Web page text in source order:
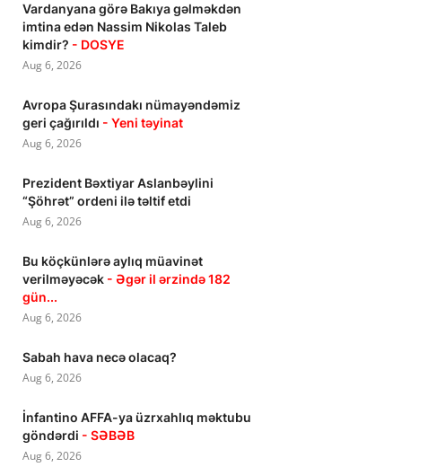
Vardanyana görə Bakıya gəlməkdən
imtina edən Nassim Nikolas Taleb
kimdir? - DOSYE
Aug 6, 2026
Avropa Şurasındakı nümayəndəmiz
geri çağırıldı - Yeni təyinat
Aug 6, 2026
Prezident Bəxtiyar Aslanbəylini
“Şöhrət” ordeni ilə təltif etdi
Aug 6, 2026
Bu köçkünlərə aylıq müavinət
verilməyəcək - Əgər il ərzində 182
gün...
Aug 6, 2026
Sabah hava necə olacaq?
Aug 6, 2026
İnfantino AFFA-ya üzrxahlıq məktubu
göndərdi - SƏBƏB
Aug 6, 2026